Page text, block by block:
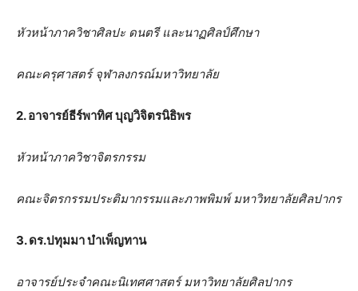
หัวหน้าภาควิชาศิลปะ ดนตรี และนาฏศิลป์ศึกษา
คณะครุศาสตร์ จุฬาลงกรณ์มหาวิทยาลัย
2. อาจารย์ธีร์พาทิศ บุญวิจิตรนิธิพร
หัวหน้าภาควิชาจิตรกรรม
คณะจิตรกรรมประติมากรรมและภาพพิมพ์ มหาวิทยาลัยศิลปากร
3. ดร.ปทุมมา บำเพ็ญทาน
อาจารย์ประจำคณะนิเทศศาสตร์ มหาวิทยาลัยศิลปากร